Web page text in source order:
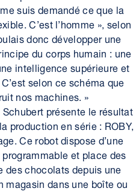
suis demandé ce que la
C’est l’homme », selon
donc développer une
du corps humain : une
intelligence supérieure et
selon ce schéma que
nos machines. »
présente le résultat
production en série : ROBY,
Ce robot dispose d’une
et place des
des chocolats depuis une
magasin dans une boîte ou